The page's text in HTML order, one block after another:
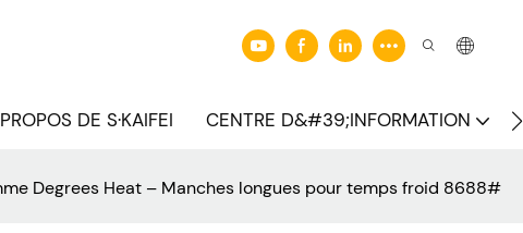
DE S·KAIFEI CENTRE D&#39;INFORMATION
Degrees Heat – Manches longues pour temps froid 8688#